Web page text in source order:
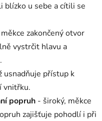
blízko u sebe a cítili se
zakončený otvor
vystrčit hlavu a
usnadňuje přístup k
vnitřku.
popruh - široký, měkce
zajišťuje pohodlí i při